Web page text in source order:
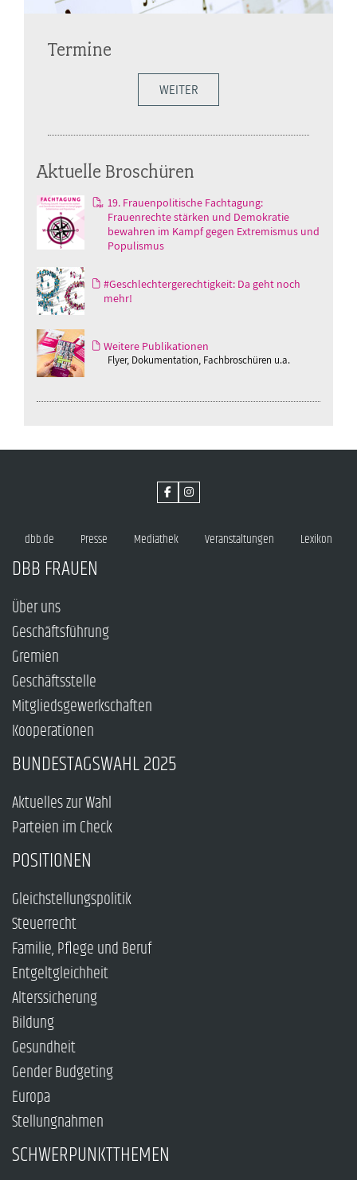
Termine
WEITER
Aktuelle Broschüren
19. Frauenpolitische Fachtagung:
Frauenrechte stärken und Demokratie
bewahren im Kampf gegen Extremismus und
Populismus
#Geschlechtergerechtigkeit: Da geht noch
mehr!
Weitere Publikationen
Flyer, Dokumentation, Fachbroschüren u.a.
dbb.de Presse Mediathek Veranstaltungen Lexikon
DBB FRAUEN
Über uns
Geschäftsführung
Gremien
Geschäftsstelle
Mitgliedsgewerkschaften
Kooperationen
BUNDESTAGSWAHL 2025
Aktuelles zur Wahl
Parteien im Check
POSITIONEN
Gleichstellungspolitik
Steuerrecht
Familie, Pflege und Beruf
Entgeltgleichheit
Alterssicherung
Bildung
Gesundheit
Gender Budgeting
Europa
Stellungnahmen
SCHWERPUNKTTHEMEN